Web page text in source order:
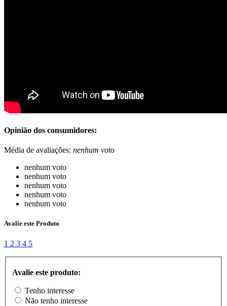
Opinião dos consumidores:
Média de avaliações: nenhum voto
nenhum voto
nenhum voto
nenhum voto
nenhum voto
nenhum voto
Avalie este Produto
1 2 3 4 5
Avalie este produto:
Tenho interesse
Não tenho interesse